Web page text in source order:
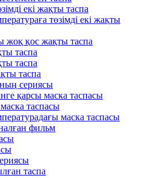
екі жақты таспа
төзімді екі жақты
жоқ қос жақты таспа
таспа
таспа
таспа
сериясы
қарсы маска таспасы
маска таспасы
маска таспасы
фильм
таспа